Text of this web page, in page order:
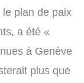
plan de paix
a été «
à Genève
plus que